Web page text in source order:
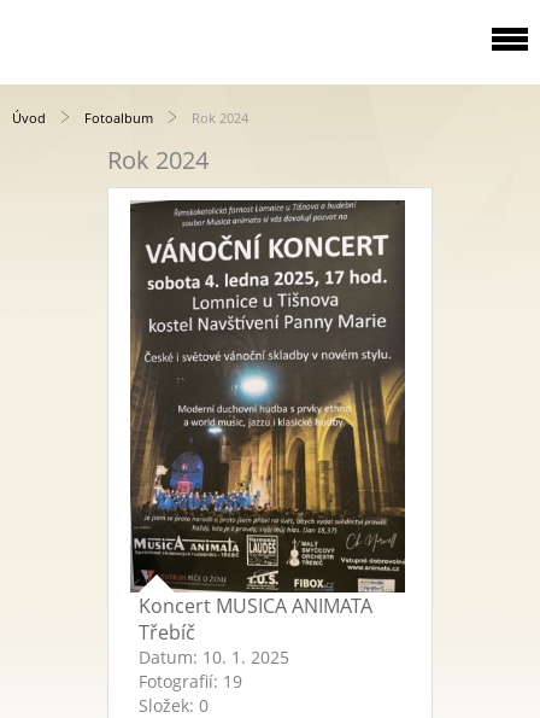
Úvod Fotoalbum Rok 2024
Rok 2024
Koncert MUSICA ANIMATA
Třebíč
Datum: 10. 1. 2025
Fotografií: 19
Složek: 0